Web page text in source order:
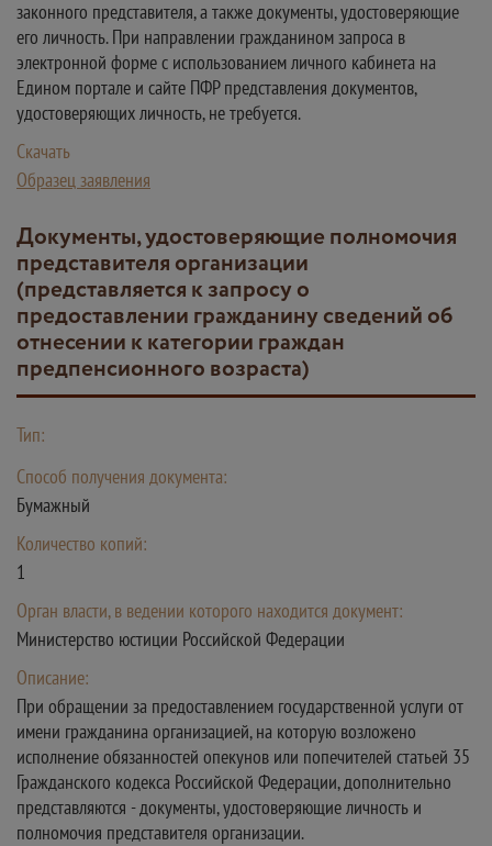
законного представителя, а также документы, удостоверяющие
его личность. При направлении гражданином запроса в
электронной форме с использованием личного кабинета на
Едином портале и сайте ПФР представления документов,
удостоверяющих личность, не требуется.
Скачать
Образец заявления
Документы, удостоверяющие полномочия
представителя организации
(представляется к запросу о
предоставлении гражданину сведений об
отнесении к категории граждан
предпенсионного возраста)
Тип:
Способ получения документа:
Бумажный
Количество копий:
1
Орган власти, в ведении которого находится документ:
Министерство юстиции Российской Федерации
Описание:
При обращении за предоставлением государственной услуги от
имени гражданина организацией, на которую возложено
исполнение обязанностей опекунов или попечителей статьей 35
Гражданского кодекса Российской Федерации, дополнительно
представляются - документы, удостоверяющие личность и
полномочия представителя организации.